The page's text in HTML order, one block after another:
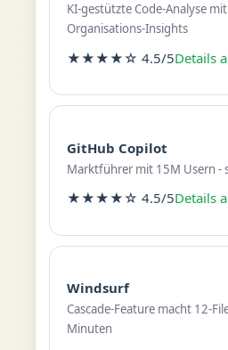
KI-gestützte Code-Analyse
Organisations-Insights
★★★★☆ 4.5/5Details
GitHub Copilot
Marktführer mit 15M Usern -
★★★★☆ 4.5/5Details
Windsurf
Cascade-Feature macht 12-
Minuten